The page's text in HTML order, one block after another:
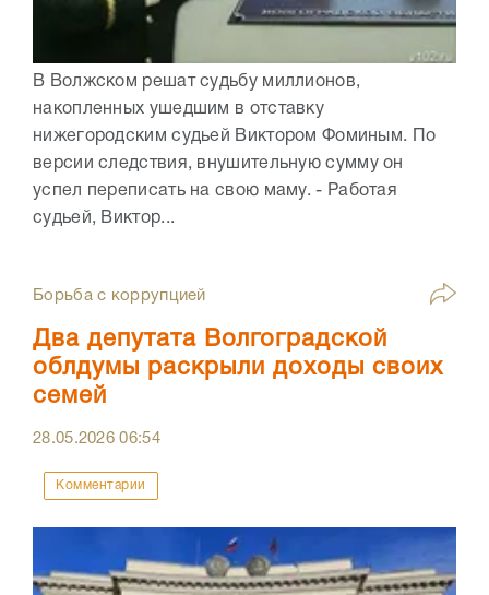
В Волжском решат судьбу миллионов,
накопленных ушедшим в отставку
нижегородским судьей Виктором Фоминым. По
версии следствия, внушительную сумму он
успел переписать на свою маму. - Работая
судьей, Виктор...
Борьба с коррупцией
Два депутата Волгоградской
облдумы раскрыли доходы своих
семей
28.05.202606:54
Комментарии